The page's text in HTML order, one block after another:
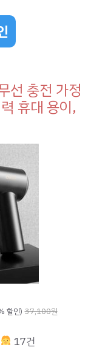
선 충전 가정
휴대 용이,
할인) 37,100원
17건